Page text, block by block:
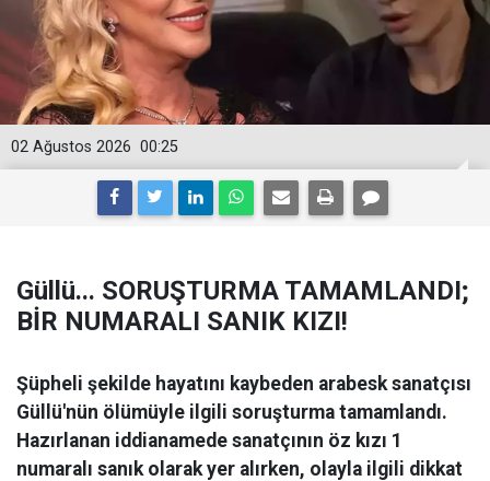
00:25
02 Ağustos 2026
Güllü... SORUŞTURMA TAMAMLANDI;
BİR NUMARALI SANIK KIZI!
Şüpheli şekilde hayatını kaybeden arabesk sanatçısı
Güllü'nün ölümüyle ilgili soruşturma tamamlandı.
Hazırlanan iddianamede sanatçının öz kızı 1
numaralı sanık olarak yer alırken, olayla ilgili dikkat